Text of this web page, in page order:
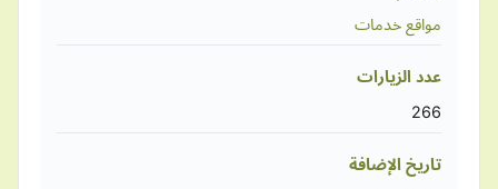
مواقع خدمات
عدد الزيارات
266
تاريخ الإضافة